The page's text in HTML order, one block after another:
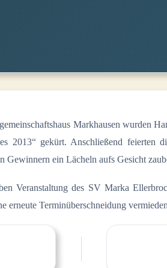
Markhausen wurden
2013“ gekürt. Anschließend
Gewinnern ein Lächeln aufs Gesicht
Veranstaltung des SV Marka
erneute Terminüberschneidung